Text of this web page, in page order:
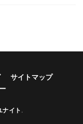
サイトマップ
ナイト